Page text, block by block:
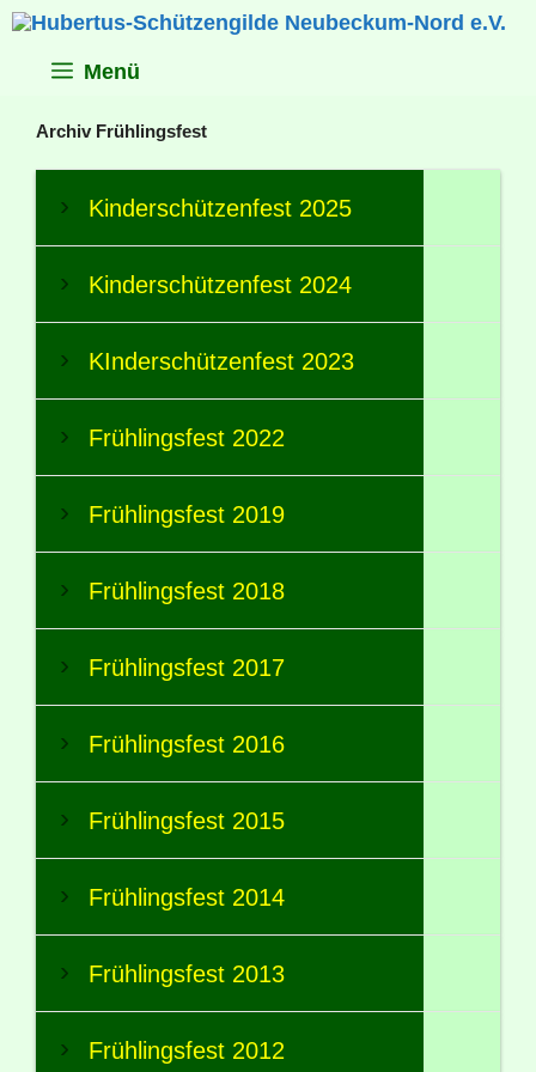
Zum
Inhalt
Menü
Archiv Frühlingsfest
Kinderschützenfest 2025
Kinderschützenfest 2024
KInderschützenfest 2023
Frühlingsfest 2022
Frühlingsfest 2019
Frühlingsfest 2018
Frühlingsfest 2017
Frühlingsfest 2016
Frühlingsfest 2015
Frühlingsfest 2014
Frühlingsfest 2013
Frühlingsfest 2012